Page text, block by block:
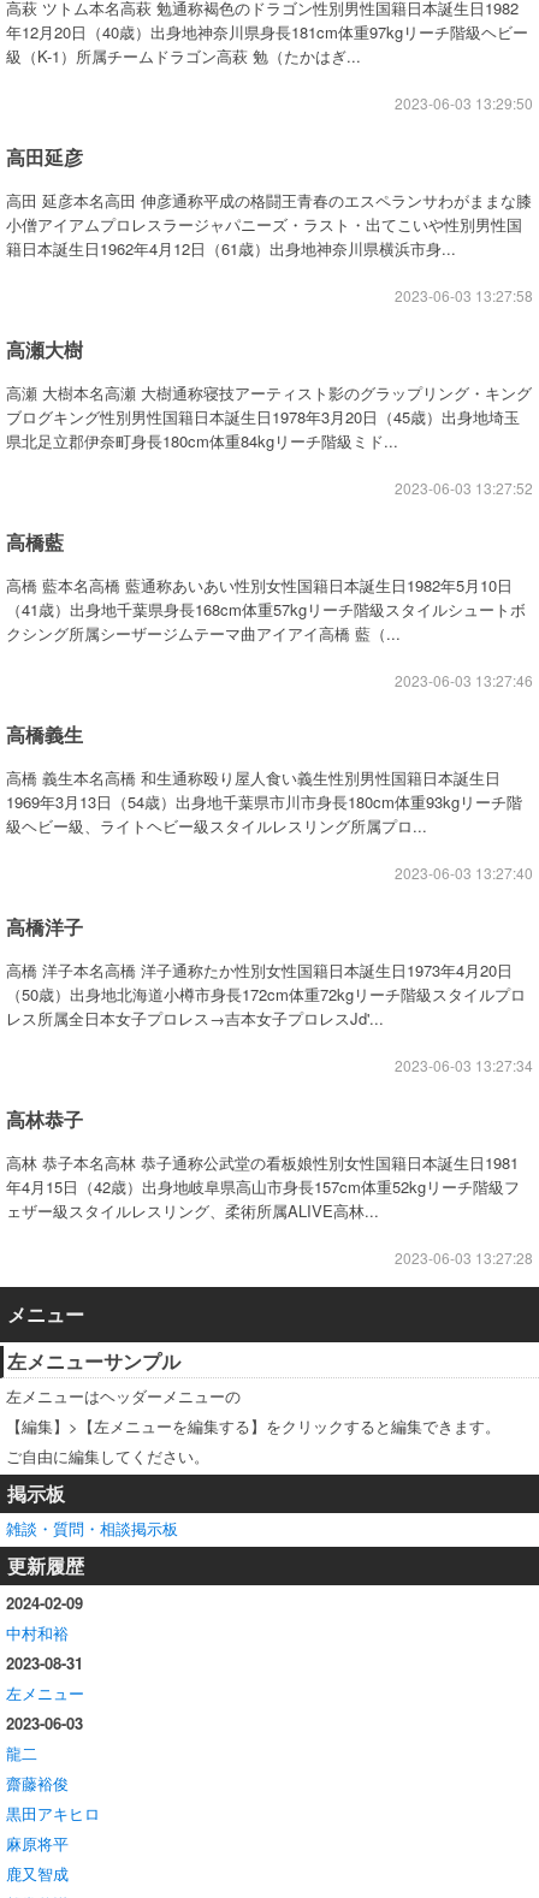
高萩 ツトム本名高萩 勉通称褐色のドラゴン性別男性国籍日本誕生日1982
年12月20日（40歳）出身地神奈川県身長181cm体重97kgリーチ階級ヘビー
級（K-1）所属チームドラゴン高萩 勉（たかはぎ...
2023-06-03 13:29:50
高田延彦
高田 延彦本名高田 伸彦通称平成の格闘王青春のエスペランサわがままな膝
小僧アイアムプロレスラージャパニーズ・ラスト・出てこいや性別男性国
籍日本誕生日1962年4月12日（61歳）出身地神奈川県横浜市身...
2023-06-03 13:27:58
高瀬大樹
高瀬 大樹本名高瀬 大樹通称寝技アーティスト影のグラップリング・キング
ブログキング性別男性国籍日本誕生日1978年3月20日（45歳）出身地埼玉
県北足立郡伊奈町身長180cm体重84kgリーチ階級ミド...
2023-06-03 13:27:52
高橋藍
高橋 藍本名高橋 藍通称あいあい性別女性国籍日本誕生日1982年5月10日
（41歳）出身地千葉県身長168cm体重57kgリーチ階級スタイルシュートボ
クシング所属シーザージムテーマ曲アイアイ高橋 藍（...
2023-06-03 13:27:46
高橋義生
高橋 義生本名高橋 和生通称殴り屋人食い義生性別男性国籍日本誕生日
1969年3月13日（54歳）出身地千葉県市川市身長180cm体重93kgリーチ階
級ヘビー級、ライトヘビー級スタイルレスリング所属プロ...
2023-06-03 13:27:40
高橋洋子
高橋 洋子本名高橋 洋子通称たか性別女性国籍日本誕生日1973年4月20日
（50歳）出身地北海道小樽市身長172cm体重72kgリーチ階級スタイルプロ
レス所属全日本女子プロレス→吉本女子プロレスJd'...
2023-06-03 13:27:34
高林恭子
高林 恭子本名高林 恭子通称公武堂の看板娘性別女性国籍日本誕生日1981
年4月15日（42歳）出身地岐阜県高山市身長157cm体重52kgリーチ階級フ
ェザー級スタイルレスリング、柔術所属ALIVE高林...
2023-06-03 13:27:28
メニュー
左メニューサンプル
左メニューはヘッダーメニューの
【編集】>【左メニューを編集する】をクリックすると編集できます。
ご自由に編集してください。
掲示板
雑談・質問・相談掲示板
更新履歴
2024-02-09
中村和裕
2023-08-31
左メニュー
2023-06-03
龍二
齋藤裕俊
黒田アキヒロ
麻原将平
鹿又智成